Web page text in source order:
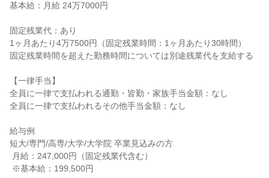
基本給：月給 24万7000円
固定残業代：あり
1ヶ月あたり4万7500円（固定残業時間：1ヶ月あたり30時間）
固定残業時間を超えた勤務時間については別途残業代を支給する
【一律手当】
全員に一律で支払われる通勤・皆勤・家族手当金額：なし
全員に一律で支払われるその他手当金額：なし
給与例
短大/専門/高専/大学/大学院 卒業見込みの方